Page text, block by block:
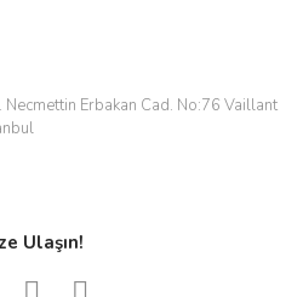
Erbakan Cad. No:76 Vaillant
Ulaşın!